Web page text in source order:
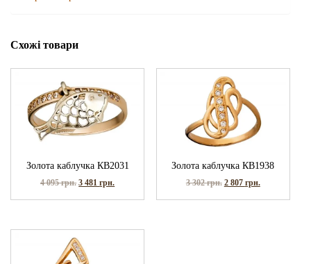
Схожі товари
Золота каблучка КВ2031
4 095грн. 3 481грн.
Золота каблучка КВ1938
3 302грн. 2 807 грн.